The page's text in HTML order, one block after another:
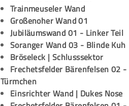
Trainmeuseler Wand
Großenoher Wand 01
Jubiläumswand 01 - Linker Teil
Soranger Wand 03 - Blinde Kuh
Bröseleck | Schlusssektor
Frechetsfelder Bärenfelsen 02 -
Türmchen
Einsrichter Wand | Dukes Nose